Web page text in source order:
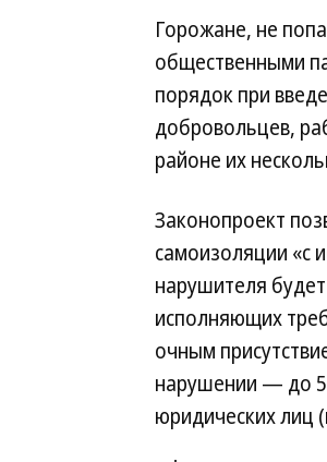
Горожане, не
общественными
порядок при
добровольцев,
районе их
Законопроект
самоизоляции «с
нарушителя
исполняющих
очным
нарушении — до
юридических лиц